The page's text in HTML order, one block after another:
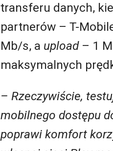
transferu danych,
partnerów – T-
Mb/s, a upload– 1
maksymalnych
– Rzeczywiście,
mobilnego dostępu
poprawi komfort